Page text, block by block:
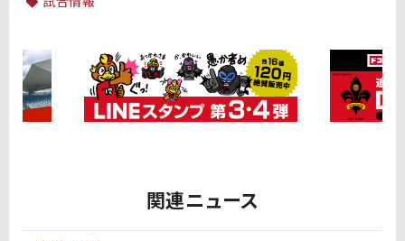
関連ニュース